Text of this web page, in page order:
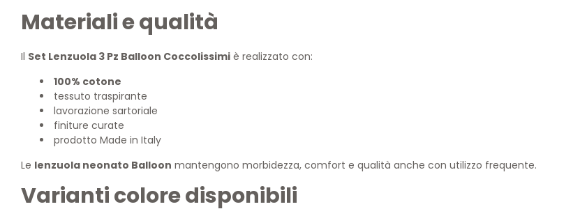
Materiali e qualità
Il Set Lenzuola 3 Pz Balloon Coccolissimi è realizzato con:
100% cotone
tessuto traspirante
lavorazione sartoriale
finiture curate
prodotto Made in Italy
Le lenzuola neonato Balloon mantengono morbidezza, comfort e qualità anche con utilizzo frequente.
Varianti colore disponibili